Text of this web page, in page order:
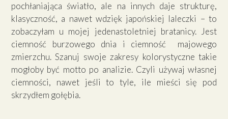
pochłaniająca światło, ale na innych daje strukturę,
klasyczność, a nawet wdzięk japońskiej laleczki – to
zobaczyłam u mojej jedenastoletniej bratanicy. Jest
ciemność burzowego dnia i ciemność majowego
zmierzchu. Szanuj swoje zakresy kolorystyczne takie
mogłoby być motto po analizie. Czyli używaj własnej
ciemności, nawet jeśli to tyle, ile mieści się pod
skrzydłem gołębia.